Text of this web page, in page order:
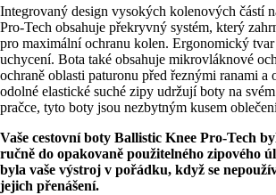
Integrovaný design vysokých kolenových částí
Pro-Tech obsahuje překryvný systém, který
pro maximální ochranu kolen. Ergonomický tvar
uchycení. Bota také obsahuje mikrovláknové
ochraně oblasti paturonu před řeznými ranami a
odolné elastické suché zipy udržují boty na
pračce, tyto boty jsou nezbytným kusem
Vaše cestovní boty Ballistic Knee Pro-Tech
ručně do opakovaně použitelného zipového
byla vaše výstroj v pořádku, když se
jejich přenášení.